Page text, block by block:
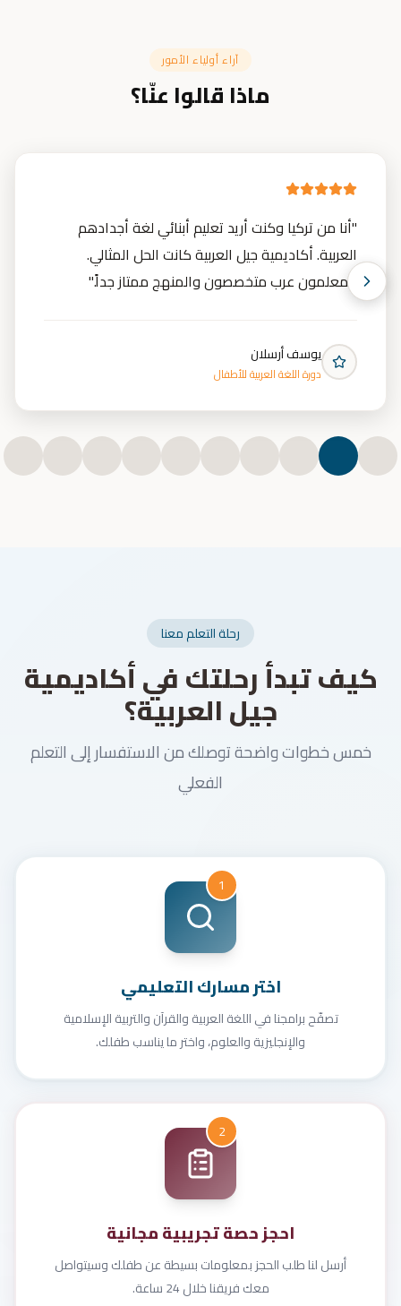
آراء أولياء الأمور
ماذا قالوا عنّا؟
"أنا من تركيا وكنت أريد تعليم أبنائي لغة أجدادهم
العربية. أكاديمية جيل العربية كانت الحل المثالي.
المعلمون عرب متخصصون والمنهج ممتاز جداً."
يوسف أرسلان
دورة اللغة العربية للأطفال
رحلة التعلم معنا
كيف تبدأ رحلتك في أكاديمية
جيل العربية؟
خمس خطوات واضحة توصلك من الاستفسار إلى التعلم
الفعلي
1
اختر مسارك التعليمي
تصفّح برامجنا في اللغة العربية والقرآن والتربية الإسلامية
والإنجليزية والعلوم، واختر ما يناسب طفلك.
2
احجز حصة تجريبية مجانية
أرسل لنا طلب الحجز بمعلومات بسيطة عن طفلك وسيتواصل
معك فريقنا خلال 24 ساعة.